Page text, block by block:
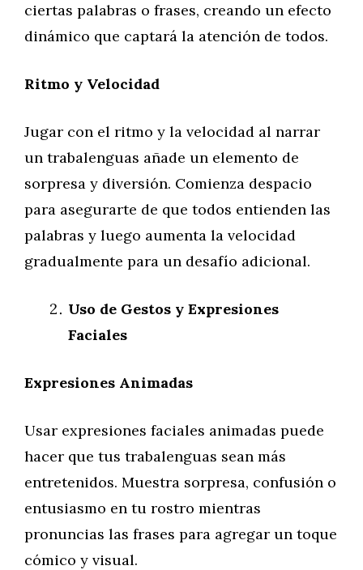
ciertas palabras o frases, creando un efecto
dinámico que captará la atención de todos.
Ritmo y Velocidad
Jugar con el ritmo y la velocidad al narrar
un trabalenguas añade un elemento de
sorpresa y diversión. Comienza despacio
para asegurarte de que todos entienden las
palabras y luego aumenta la velocidad
gradualmente para un desafío adicional.
Uso de Gestos y Expresiones
Faciales
Expresiones Animadas
Usar expresiones faciales animadas puede
hacer que tus trabalenguas sean más
entretenidos. Muestra sorpresa, confusión o
entusiasmo en tu rostro mientras
pronuncias las frases para agregar un toque
cómico y visual.